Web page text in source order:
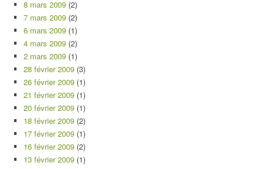
8 mars 2009 (2)
7 mars 2009 (2)
6 mars 2009 (1)
4 mars 2009 (2)
2 mars 2009 (1)
28 février 2009 (3)
26 février 2009 (1)
21 février 2009 (1)
20 février 2009 (1)
18 février 2009 (2)
17 février 2009 (1)
16 février 2009 (2)
13 février 2009 (1)